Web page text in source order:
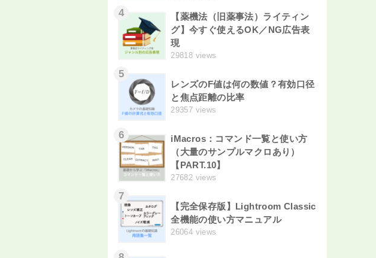
4
【薬機法（旧薬事法）ライティン
グ】今すぐ使えるOK／NG広告表
現
29818 views
5
レンズのF値は何の数値？有効口径
と焦点距離の比率
29357 views
6
iMacros：コマンド一覧と使い方
（大量のサンプルマクロあり）
【PART.10】
27682 views
7
【完全保存版】Lightroom Classic
全機能の使い方マニュアル
26064 views